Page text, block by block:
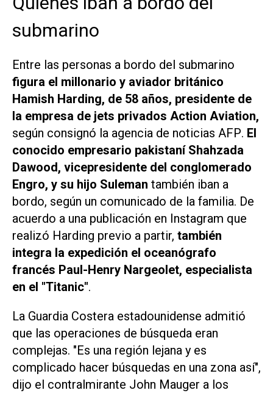
submarino
Entre las personas a bordo del submarino
figura el millonario y aviador británico
Hamish Harding, de 58 años, presidente de
la empresa de jets privados Action Aviation,
según consignó la agencia de noticias AFP. El
conocido empresario pakistaní Shahzada
Dawood, vicepresidente del conglomerado
Engro, y su hijo Suleman también iban a
bordo, según un comunicado de la familia. De
acuerdo a una publicación en Instagram que
realizó Harding previo a partir, también
integra la expedición el oceanógrafo
francés Paul-Henry Nargeolet, especialista
en el "Titanic".
La Guardia Costera estadounidense admitió
que las operaciones de búsqueda eran
complejas. "Es una región lejana y es
complicado hacer búsquedas en una zona así",
dijo el contralmirante John Mauger a los